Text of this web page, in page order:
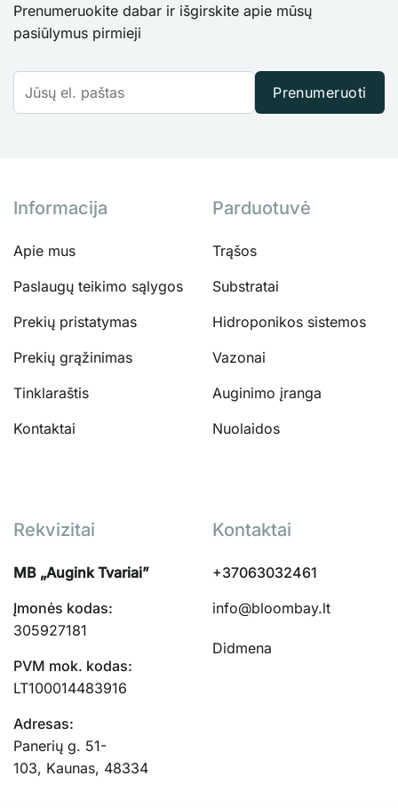
Prenumeruokite dabar ir išgirskite apie mūsų
pasiūlymus pirmieji
Prenumeruoti
Informacija
Apie mus
Paslaugų teikimo sąlygos
Prekių pristatymas
Prekių grąžinimas
Tinklaraštis
Kontaktai
Parduotuvė
Trąšos
Substratai
Hidroponikos sistemos
Vazonai
Auginimo įranga
Nuolaidos
Rekvizitai
MB „Augink Tvariai”
Įmonės kodas:
305927181
PVM mok. kodas:
LT100014483916
Adresas:
Panerių g. 51-
103, Kaunas, 48334
Kontaktai
+37063032461
info@bloombay.lt
Didmena